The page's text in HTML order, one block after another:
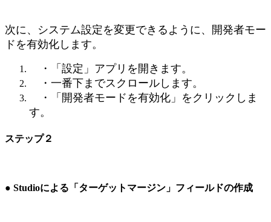
次に、システム設定を変更できるように、開発者モー
ドを有効化します。
・「設定」アプリを開きます。
・一番下までスクロールします。
・「開発者モードを有効化」をクリックしま
す。
ステップ２
● Studioによる「ターゲットマージン」フィールドの作成